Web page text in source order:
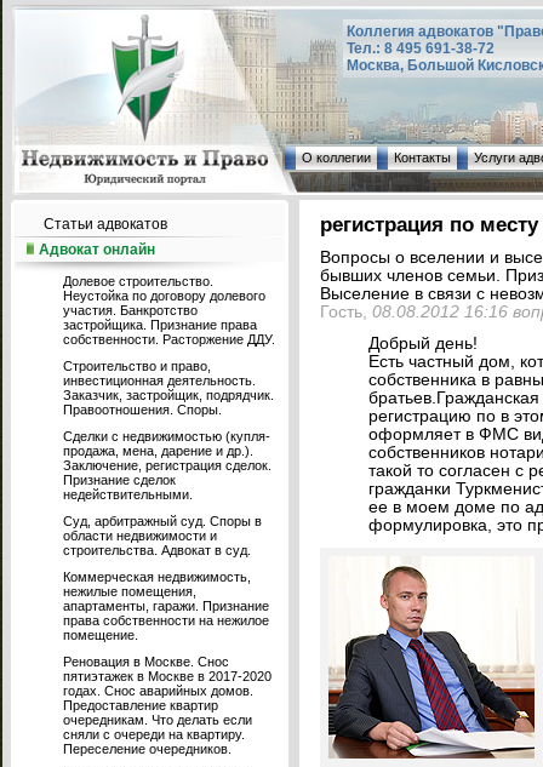
Коллегия адвокатов
Тел.: 8 495 691-38-72
Москва, Большой
О коллегии Контакты Услуги
Статьи адвокатов
Адвокат онлайн
Долевое строительство.
Неустойка по договору долевого
участия. Банкротство
застройщика. Признание права
собственности. Расторжение ДДУ.
Строительство и право,
инвестиционная деятельность.
Заказчик, застройщик, подрядчик.
Правоотношения. Споры.
Сделки с недвижимостью (купля-
продажа, мена, дарение и др.).
Заключение, регистрация сделок.
Признание сделок
недействительными.
Суд, арбитражный суд. Споры в
области недвижимости и
строительства. Адвокат в суд.
Коммерческая недвижимость,
нежилые помещения,
апартаменты, гаражи. Признание
права собственности на нежилое
помещение.
Реновация в Москве. Снос
пятиэтажек в Москве в 2017-2020
годах. Снос аварийных домов.
Предоставление квартир
очередникам. Что делать если
сняли с очереди на квартиру.
Переселение очередников.
регистрация по
Вопросы о вселении и
бывших членов семьи.
Выселение в связи с
Гость, 08.08.2012 16:16
Добрый день!
Есть частный дом,
собственника в
регистрацию по в
оформляет в ФМС вид
собственников
такой то согласен с
гражданки
ее в моем доме по
формулировка, это